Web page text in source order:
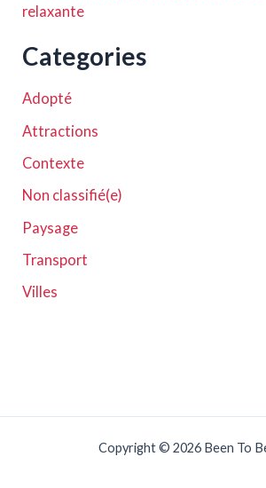
relaxante
Categories
Adopté
Attractions
Contexte
Non classifié(e)
Paysage
Transport
Villes
Copyright © 2026 Been To